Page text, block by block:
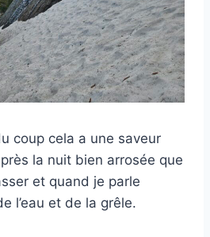
coup cela a une saveur
la nuit bien arrosée que
et quand je parle
l’eau et de la grêle.